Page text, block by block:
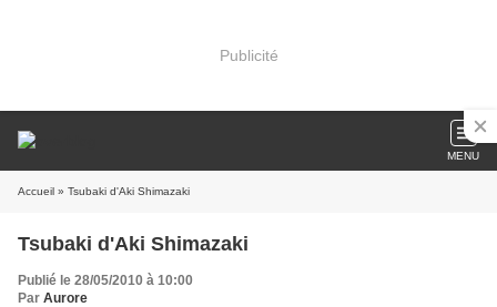
Publicité
MENU
Accueil » Tsubaki d'Aki Shimazaki
Tsubaki d'Aki Shimazaki
Publié le 28/05/2010 à 10:00
Par Aurore